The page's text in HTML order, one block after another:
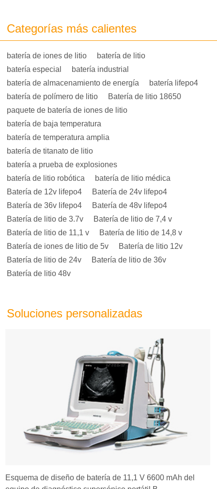
Categorías más calientes
batería de iones de litio
batería de litio
batería especial
batería industrial
batería de almacenamiento de energía
batería lifepo4
batería de polímero de litio
Batería de litio 18650
paquete de batería de iones de litio
batería de baja temperatura
batería de temperatura amplia
batería de titanato de litio
batería a prueba de explosiones
batería de litio robótica
batería de litio médica
Batería de 12v lifepo4
Batería de 24v lifepo4
Batería de 36v lifepo4
Batería de 48v lifepo4
Batería de litio de 3.7v
Batería de litio de 7,4 v
Batería de litio de 11,1 v
Batería de litio de 14,8 v
Batería de iones de litio de 5v
Batería de litio 12v
Batería de litio de 24v
Batería de litio de 36v
Batería de litio 48v
Soluciones personalizadas
Esquema de diseño de batería de 11,1 V 6600 mAh del